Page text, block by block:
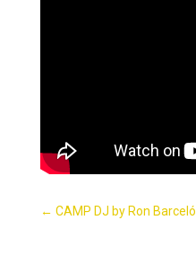
← CAMP DJ by Ron Barceló